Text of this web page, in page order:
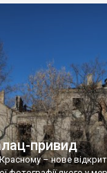
привид
– нове